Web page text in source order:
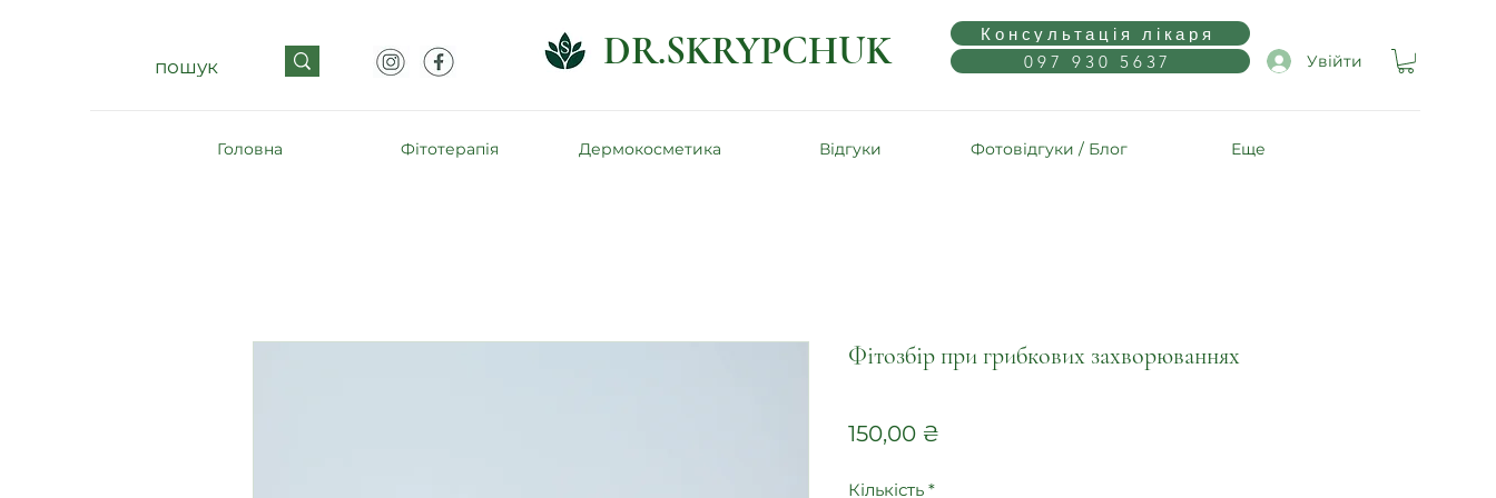
DR.SKRYPCHUK Увійти
097 930 5637
Консультація лікаря
Головна Фітотерапія Дермокосметика Відгуки Фотовідгуки / Блог Еще
Фітозбір при грибкових захворюваннях
150,00 ₴
Кількість *